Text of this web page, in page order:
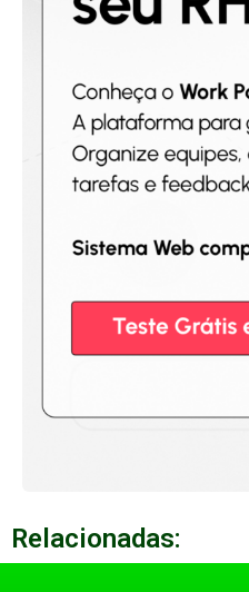
Relacionadas: